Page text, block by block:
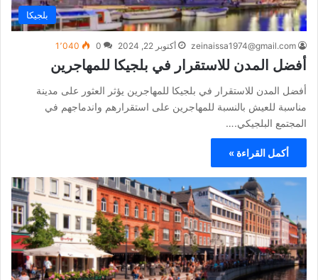
بلجيكا
zeinaissa1974@gmail.com أكتوبر 22, 2024 0 1٬040
أفضل المدن للاستقرار في بلجيكا للمهاجرين
أفضل المدن للاستقرار في بلجيكا للمهاجرين يؤثر العثور على مدينة
مناسبة للعيش بالنسبة للمهاجرين على استقرارهم واندماجهم في
المجتمع البلجيكي.…
أكمل القراءة »